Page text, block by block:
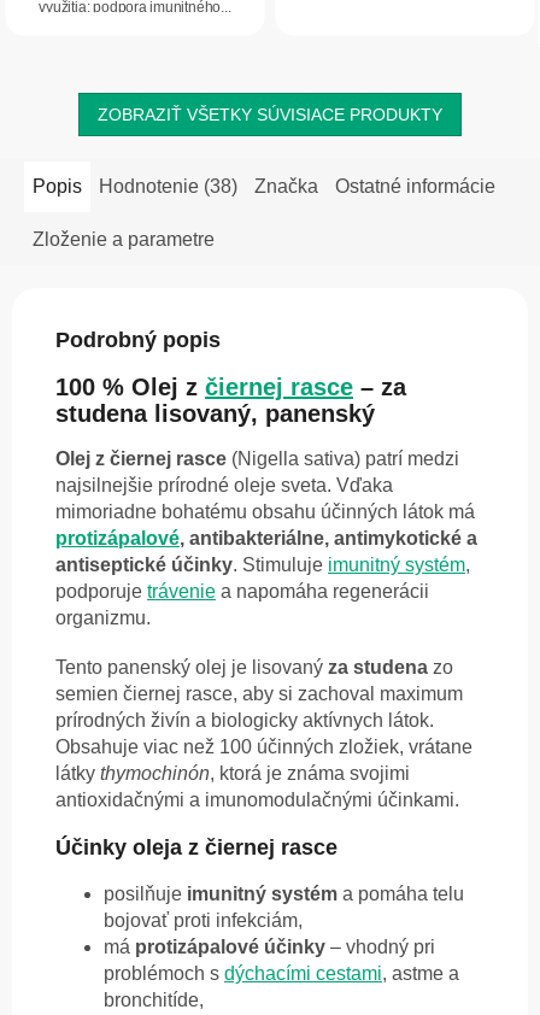
využitia: podpora imunitného...
ZOBRAZIŤ VŠETKY SÚVISIACE PRODUKTY
Popis Hodnotenie (38) Značka Ostatné informácie
Zloženie a parametre
Podrobný popis
100 % Olej z čiernej rasce – za
studena lisovaný, panenský
Olej z čiernej rasce (Nigella sativa) patrí medzi
najsilnejšie prírodné oleje sveta. Vďaka
mimoriadne bohatému obsahu účinných látok má
protizápalové, antibakteriálne, antimykotické a
antiseptické účinky. Stimuluje imunitný systém,
podporuje trávenie a napomáha regenerácii
organizmu.
Tento panenský olej je lisovaný za studena zo
semien čiernej rasce, aby si zachoval maximum
prírodných živín a biologicky aktívnych látok.
Obsahuje viac než 100 účinných zložiek, vrátane
látky thymochinón, ktorá je známa svojimi
antioxidačnými a imunomodulačnými účinkami.
Účinky oleja z čiernej rasce
posilňuje imunitný systém a pomáha telu
bojovať proti infekciám,
má protizápalové účinky – vhodný pri
problémoch s dýchacími cestami, astme a
bronchitíde,